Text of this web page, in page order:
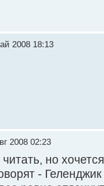
2008 18:13
2008 02:23
но
-